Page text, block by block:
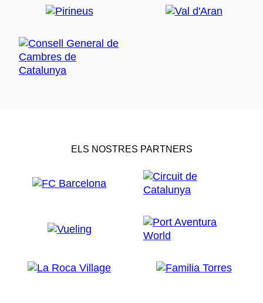
ELS NOSTRES PARTNERS